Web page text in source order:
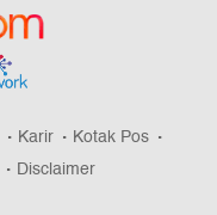
Karir
Kotak Pos
Disclaimer